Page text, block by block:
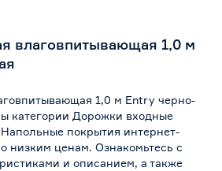
влаговпитывающая 1,0 м
1,0 м Entry черно-
категории Дорожки входные
покрытия интернет-
низким ценам. Ознакомьтесь с
и описанием, а также